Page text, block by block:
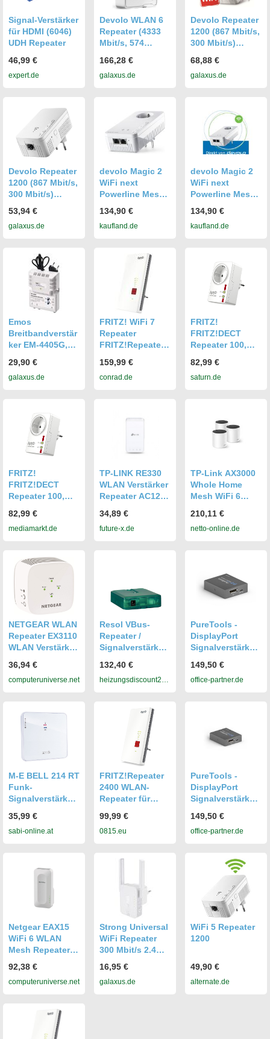
EAX12-100PES
Signal-Verstärker
für HDMI (6046)
UDH Repeater
46,99 €
expert.de
Devolo WLAN 6
Repeater (4333
Mbit/s, 574
166,28 €
galaxus.de
Devolo Repeater
1200 (867 Mbit/s,
300 Mbit/s)
68,88 €
galaxus.de
Devolo Repeater
1200 (867 Mbit/s,
300 Mbit/s)
53,94 €
galaxus.de
devolo Magic 2
WiFi next
Powerline Mesh
1x
Erweiterungsada
134,90 €
kaufland.de
devolo Magic 2
WiFi next
Powerline Mesh
1x
Erweiterungsada
134,90 €
kaufland.de
Emos
Breitbandverstär
ker EM-4405G,
29,90 €
galaxus.de
FRITZ! WiFi 7
Repeater
FRITZ!Repeater
WLAN, LAN 6.5
GBit/s WiFi 7,
159,99 €
conrad.de
FRITZ!
FRITZ!DECT
Repeater 100,
Verstärker
82,99 €
saturn.de
FRITZ!
FRITZ!DECT
Repeater 100,
Verstärker
82,99 €
mediamarkt.de
TP-LINK RE330
WLAN Verstärker
Repeater AC1200
+ 300MBit/s 2,4
GHz WLAN
zu allen WLAN
Geräten AP
Modus weiß
(RE330)
34,89 €
future-x.de
TP-Link AX3000
Whole Home
Mesh WiFi 6
Repeater Home
Mesh WiFi 6
210,11 €
netto-online.de
NETGEAR WLAN
Repeater EX3110
WLAN Verstärker
Band WiFi 2,4/5
GHz, Abdeckung
750 MBit/s
Geschwindigkeit
36,94 €
computeruniverse.net
Resol VBus-
Repeater /
Signalverstärker
132,40 €
heizungsdiscount24.
PureTools -
DisplayPort
Signalverstärker
DP20
149,50 €
office-partner.de
M-E BELL 214 RT
Funk-
Signalverstärker
35,99 €
sabi-online.at
FRITZ!Repeater
2400 WLAN-
Repeater für
WLAN in jedem
Raum
99,99 €
0815.eu
PureTools -
DisplayPort
Signalverstärker
149,50 €
office-partner.de
Netgear EAX15
WiFi 6 WLAN
Mesh Repeater
Verstärker bis zu
100 m² & 20
Geschwindigkeit
bis 1800 MBit/s,
92,38 €
computeruniverse.net
Strong Universal
WiFi Repeater
300 Mbit/s 2.4
WLAN Repeater
16,95 €
galaxus.de
WiFi 5 Repeater
1200
49,90 €
alternate.de